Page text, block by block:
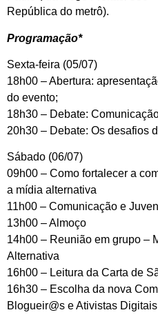
República do metrô).
Programação*
Sexta-feira (05/07)
18h00 – Abertura:
do evento;
18h30 – Debate:
20h30 – Debate: Os desafios
Sábado (06/07)
09h00 – Como fortalecer a
a mídia alternativa
11h00 – Comunicação e
13h00 – Almoço
14h00 – Reunião em grupo –
Alternativa
16h00 – Leitura da Carta de
16h30 – Escolha da nova
Blogueir@s e Ativistas Digitais